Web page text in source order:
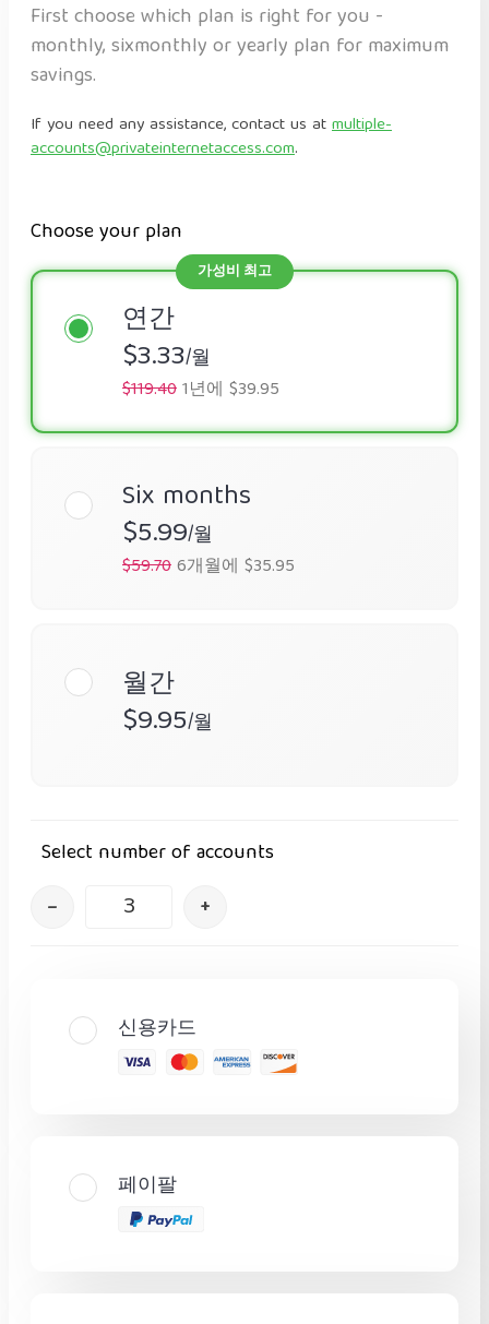
First choose which plan is right for you -
monthly, sixmonthly or yearly plan for maximum
savings.
If you need any assistance, contact us atmultiple-
accounts@privateinternetaccess.com.
Choose your plan
연간
$3.33/월
$119.401년에 $39.95
Six months
$5.99/월
$59.706개월에 $35.95
월간
$9.95/월
Select number of accounts
– +
신용카드
페이팔